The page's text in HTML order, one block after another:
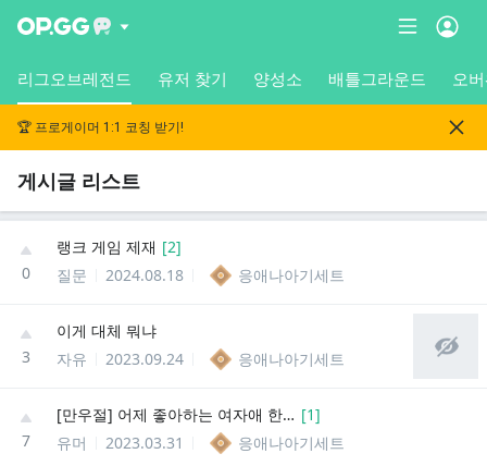
리그오브레전드 유저 찾기 양성소 배틀그라운드 오
🏆 프로게이머 1:1 코칭 받기!
게시글 리스트
0
랭크 게임 제재 [2]
질문
2024.08.18 응애나아기세트
3
이게 대체 뭐냐
자유
2023.09.24 응애나아기세트
7
[만우절] 어제 좋아하는 여자애 한테 고백했다 [1]
유머
2023.03.31 응애나아기세트